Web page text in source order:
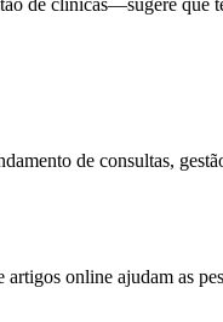
de consultas,
online ajudam as